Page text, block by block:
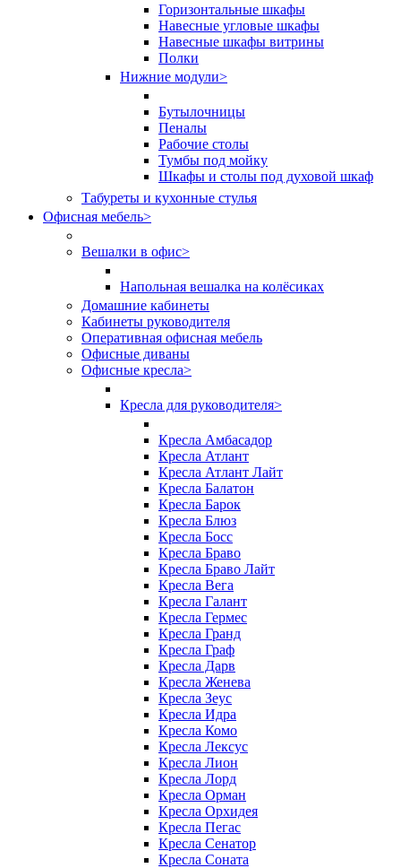
Горизонтальные шкафы
Навесные угловые шкафы
Навесные шкафы витрины
Полки
Нижние модули>
Бутылочницы
Пеналы
Рабочие столы
Тумбы под мойку
Шкафы и столы под духовой шкаф
Табуреты и кухонные стулья
Офисная мебель>
Вешалки в офис>
Напольная вешалка на колёсиках
Домашние кабинеты
Кабинеты руководителя
Оперативная офисная мебель
Офисные диваны
Офисные кресла>
Кресла для руководителя>
Кресла Амбасадор
Кресла Атлант
Кресла Атлант Лайт
Кресла Балатон
Кресла Барок
Кресла Блюз
Кресла Босс
Кресла Браво
Кресла Браво Лайт
Кресла Вега
Кресла Галант
Кресла Гермес
Кресла Гранд
Кресла Граф
Кресла Дарв
Кресла Женева
Кресла Зеус
Кресла Идра
Кресла Комо
Кресла Лексус
Кресла Лион
Кресла Лорд
Кресла Орман
Кресла Орхидея
Кресла Пегас
Кресла Сенатор
Кресла Соната